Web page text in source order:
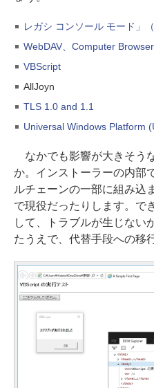
レガシ コンソール モード」
WebDAV、Computer
VBScript
AllJoyn
TLS 1.0 and 1.1
Universal Windows Platform
なかでも影響が大きそう
か。インストーラーの内部
ルチェーンの一部に組み込
で現役だったりします。で
して、トラブルが生じない
たうえで、代替手段への移